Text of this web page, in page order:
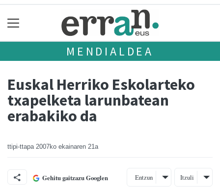
MENDIALDEA
Euskal Herriko Eskolarteko
txapelketa larunbatean
erabakiko da
ttipi-ttapa 2007ko ekainaren 21a
Gehitu gaitzazu Googlen Entzun Itzuli